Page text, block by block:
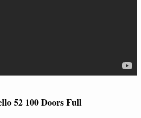
52 100 Doors Full